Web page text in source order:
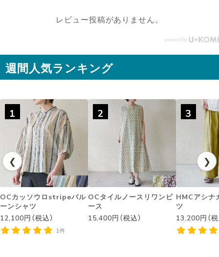
スリトップ コー
レビュー投稿がありません。
週間人気ランキング
❮
1
OCカッソウロstripeバル
ーンシャツ
12,100円（税込）
1件
2
OCタイルノースリワンピ
ース
15,400円（税込）
3
HMCアシナ
ツ
13,200円（税
❯